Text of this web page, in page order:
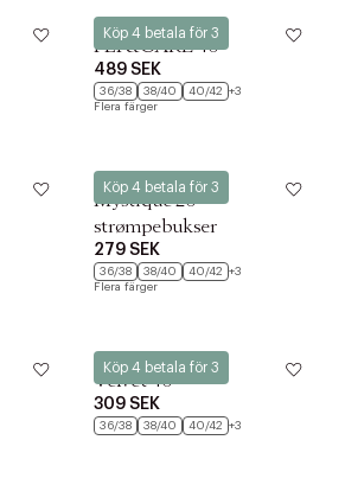
Köp 4 betala för 3
Kunert
FLY&CARE 40
489 SEK
36/38 38/40 40/42 +3
Flera färger
Köp 4 betala för 3
Kunert
Mystique 20
strømpebukser
279 SEK
36/38 38/40 40/42 +3
Flera färger
Köp 4 betala för 3
Kunert
Velvet 40
309 SEK
36/38 38/40 40/42 +3